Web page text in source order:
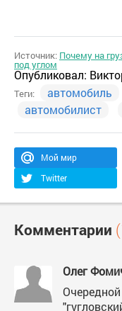
Источник: Почему на
под углом
Опубликовал:
Теги: автомобиль
автомобилист
Мой мир
Twitter
Комментарии
Олег